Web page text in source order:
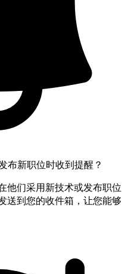
布新职位时收到提醒？
他们采用新技术或发布职位
送到您的收件箱，让您能够